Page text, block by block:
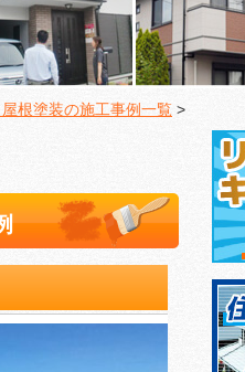
根塗装の施工事例一覧 >